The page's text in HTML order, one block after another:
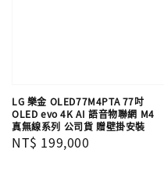
LG 樂金 OLED77M4PTA 77吋
OLED evo 4K AI 語音物聯網 M4
真無線系列 公司貨 贈壁掛安裝
Regular
NT$ 199,000